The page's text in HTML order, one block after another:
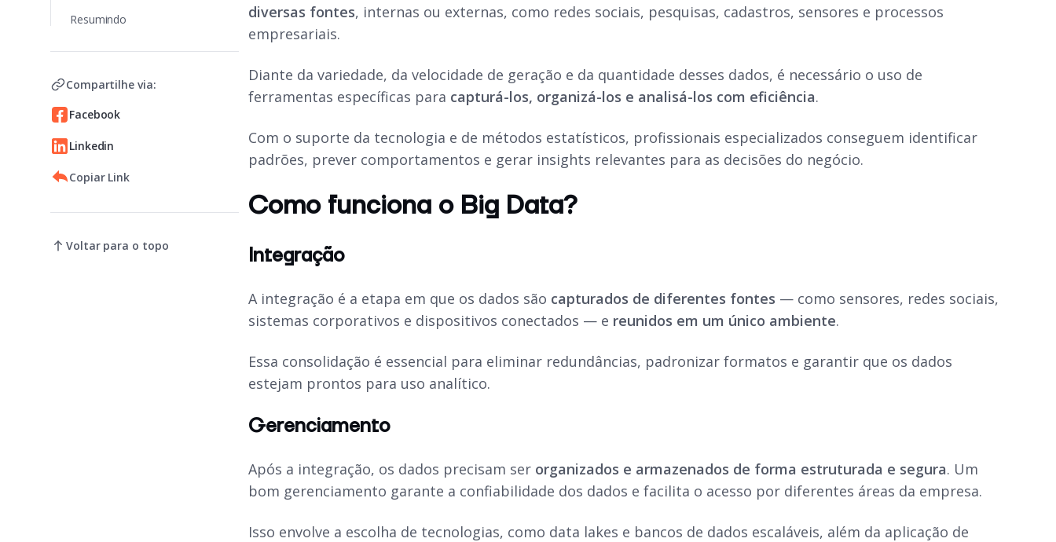
Resumindo
Compartilhe via:
Facebook
Linkedin
Copiar Link
Voltar para o topo
diversas fontes, internas ou externas, como redes sociais, pesquisas, cadastros, sensores e processos
empresariais.
Diante da variedade, da velocidade de geração e da quantidade desses dados, é necessário o uso de
ferramentas específicas para capturá-los, organizá-los e analisá-los com eficiência.
Com o suporte da tecnologia e de métodos estatísticos, profissionais especializados conseguem identificar
padrões, prever comportamentos e gerar insights relevantes para as decisões do negócio.
Como funciona o Big Data?
Integração
A integração é a etapa em que os dados são capturados de diferentes fontes — como sensores, redes sociais,
sistemas corporativos e dispositivos conectados — e reunidos em um único ambiente.
Essa consolidação é essencial para eliminar redundâncias, padronizar formatos e garantir que os dados
estejam prontos para uso analítico.
Gerenciamento
Após a integração, os dados precisam ser organizados e armazenados de forma estruturada e segura. Um
bom gerenciamento garante a confiabilidade dos dados e facilita o acesso por diferentes áreas da empresa.
Isso envolve a escolha de tecnologias, como data lakes e bancos de dados escaláveis, além da aplicação de